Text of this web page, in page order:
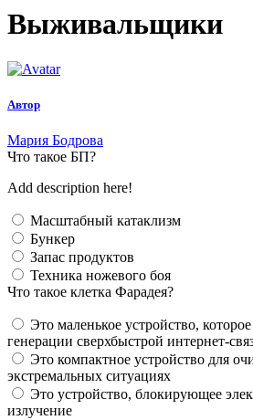
Выживальщики
Автор
Мария Бодрова
Что такое БП?
Add description here!
Масштабный катаклизм
Бункер
Запас продуктов
Техника ножевого боя
Что такое клетка Фарадея?
Это маленькое устройство,
генерации сверхбыстрой интернет-
Это компактное устройство для
экстремальных ситуациях
Это устройство, блокирующее
излучение